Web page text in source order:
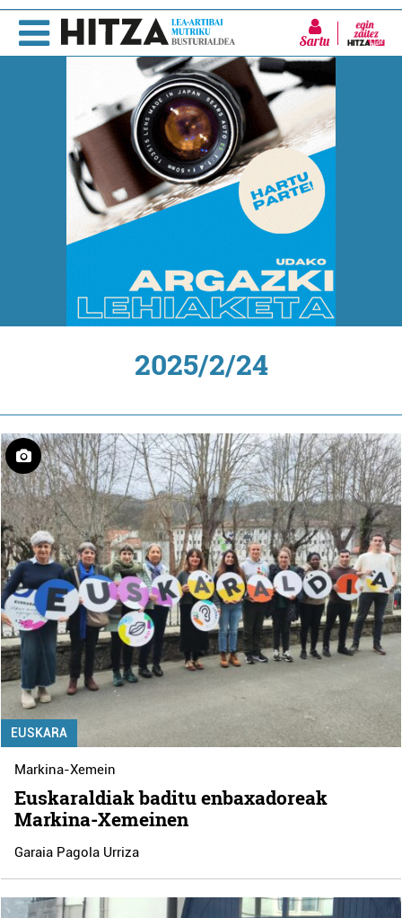
Sartu
2025/2/24
EUSKARA
Markina-Xemein
Euskaraldiak baditu enbaxadoreak
Markina-Xemeinen
Garaia Pagola Urriza